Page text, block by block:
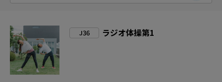
J36 ラジオ体操第1